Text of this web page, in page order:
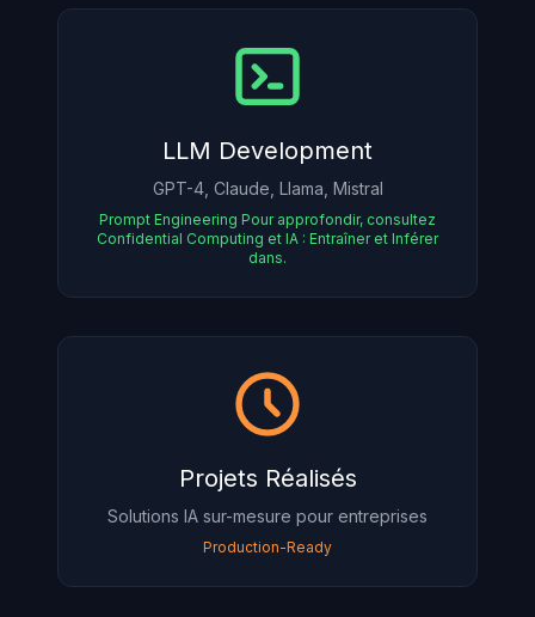
LLM Development
GPT-4, Claude, Llama, Mistral
Prompt Engineering Pour approfondir, consultez
Confidential Computing et IA : Entraîner et Inférer
dans.
Projets Réalisés
Solutions IA sur-mesure pour entreprises
Production-Ready